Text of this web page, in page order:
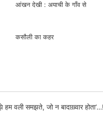
आंखन देखी : अयाची के गाँव से
कसौली का कहर
हम वली समझते, जो न बादाख़्वार होता’…!